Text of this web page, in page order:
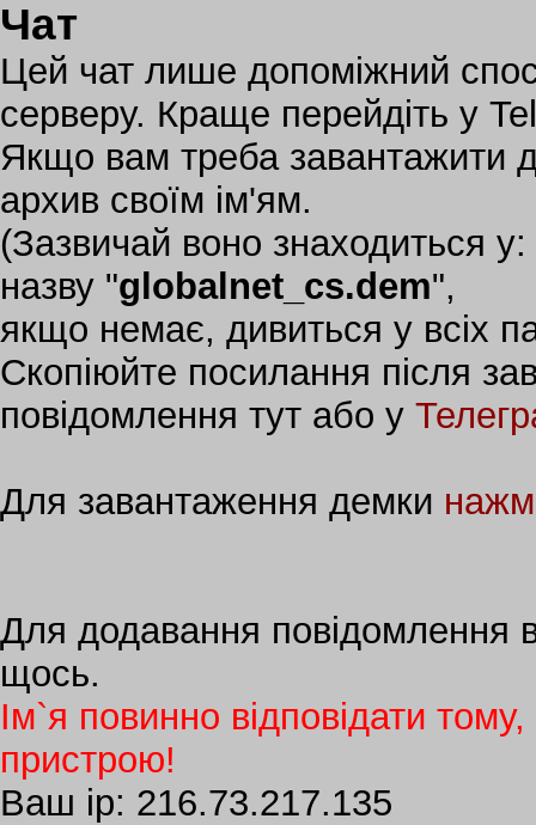
Чат
Цей чат лише допоміжний
серверу. Краще перейдіть у
Якщо вам треба завантажити
архив своїм ім'ям.
(Зазвичай воно знаходиться у:
назву "globalnet_cs.dem",
якщо немає, дивиться у всіх
Скопіюйте посилання після
повідомлення тут або у
Для завантаження демки
Для додавання повідомлення
щось.
Ім`я повинно відповідати
пристрою!
Ваш ip: 216.73.217.135